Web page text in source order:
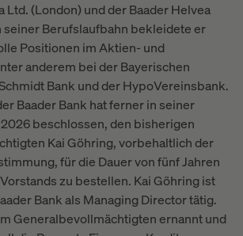
Ltd. (London) und der Baader Helvea
seiner Berufslaufbahn bekleidete er
Positionen im Aktien- und
anderem bei der Bayerischen
Bank und der HypoVereinsbank.
Baader Bank hat ferner in seiner
beschlossen, den bisherigen
Kai Göhring, vorbehaltlich der
für die Dauer von fünf Jahren
zu bestellen. Kai Göhring ist
Bank als Managing Director tätig.
Generalbevollmächtigten ernannt und